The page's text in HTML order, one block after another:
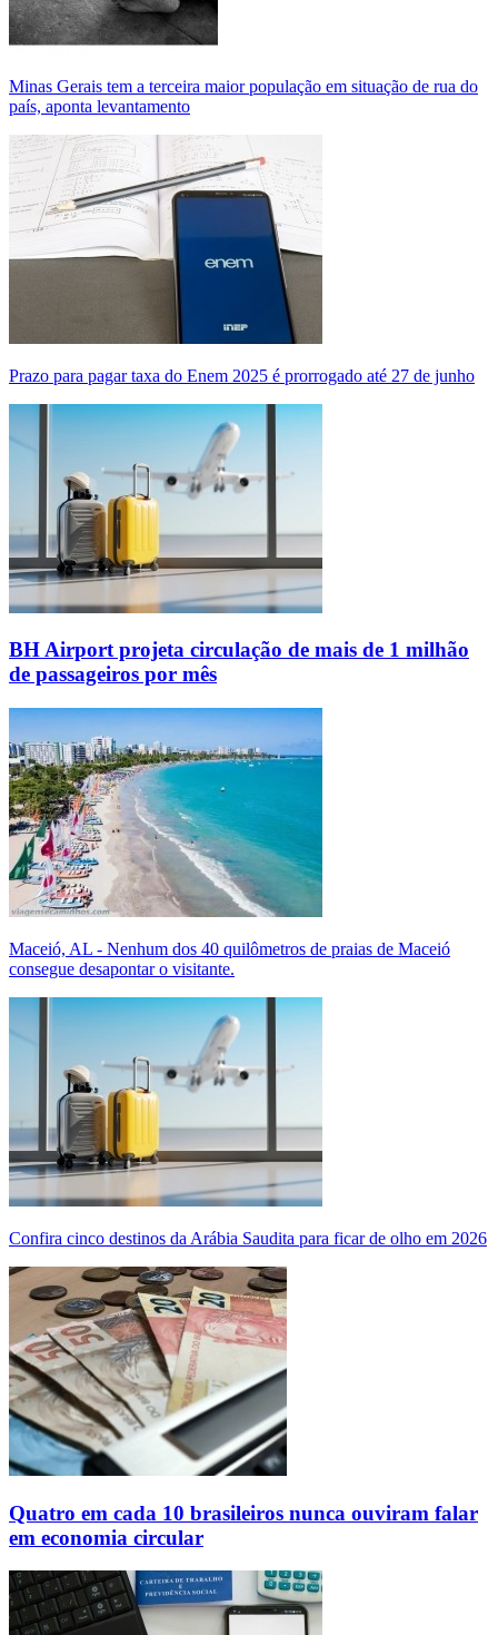
Minas Gerais tem a terceira maior população em situação de rua do
país, aponta levantamento
Prazo para pagar taxa do Enem 2025 é prorrogado até 27 de junho
BH Airport projeta circulação de mais de 1 milhão
de passageiros por mês
Maceió, AL - Nenhum dos 40 quilômetros de praias de Maceió
consegue desapontar o visitante.
Confira cinco destinos da Arábia Saudita para ficar de olho em 2026
Quatro em cada 10 brasileiros nunca ouviram falar
em economia circular